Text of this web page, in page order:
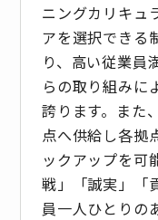
ニングカリキュ
アを選択できる
り、高い従業員
らの取り組みに
誇ります。また
点へ供給し各拠
ックアップを可
戦」「誠実」「
員一人ひとりの